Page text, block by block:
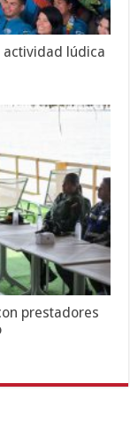
actividad lúdica
prestadores